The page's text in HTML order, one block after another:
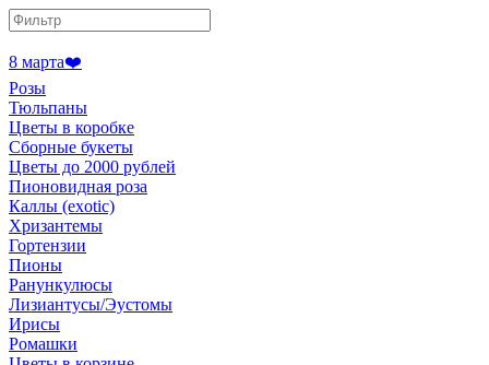
8 марта❤️
Розы
Тюльпаны
Цветы в коробке
Сборные букеты
Цветы до 2000 рублей
Пионовидная роза
Каллы (exotic)
Хризантемы
Гортензии
Пионы
Ранункулюсы
Лизиантусы/Эустомы
Ирисы
Ромашки